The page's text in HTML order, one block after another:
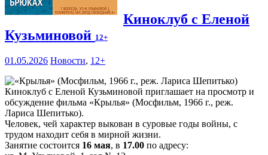
Киноклуб с Еленой
Кузьминовой 12+
01.05.2026 Новости, 12+
Киноклуб с Еленой Кузьминовой приглашает на просмотр и
обсуждение фильма «Крылья» (Мосфильм, 1966 г., реж.
Лариса Шепитько).
Человек, чей характер выкован в суровые годы войны, с
трудом находит себя в мирной жизни.
Занятие состоится 16 мая, в 17.00 по адресу: